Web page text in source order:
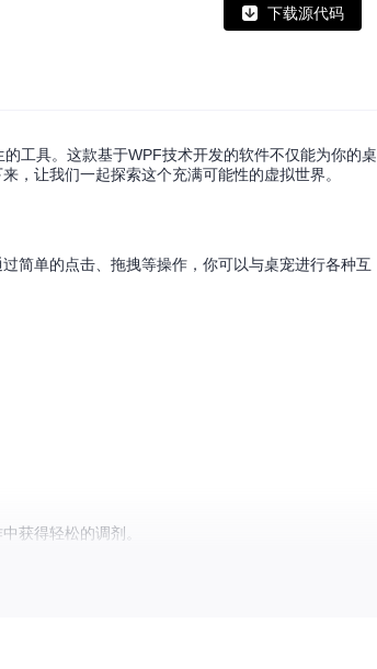
下载源代码
工具。这款基于WPF技术开发的软件不仅能为你的桌
，让我们一起探索这个充满可能性的虚拟世界。
简单的点击、拖拽等操作，你可以与桌宠进行各种互
获得轻松的调剂。